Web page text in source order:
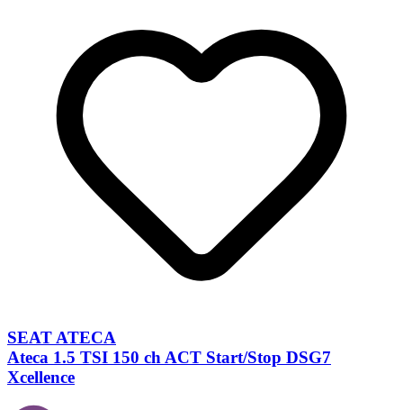
SEAT ATECA
Ateca 1.5 TSI 150 ch ACT Start/Stop DSG7
Xcellence